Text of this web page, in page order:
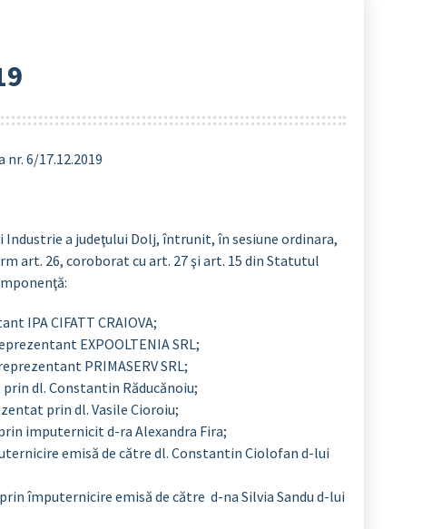
nr. 6/17.12.2019
Industrie a judeţului Dolj, întrunit, în sesiune ordinara,
art. 26, coroborat cu art. 27 şi art. 15 din Statutul
IPA CIFATT CRAIOVA;
EXPOOLTENIA SRL;
PRIMASERV SRL;
prin dl. Constantin Răducănoiu;
prin dl. Vasile Cioroiu;
imputernicit d-ra Alexandra Fira;
emisă de către dl. Constantin Ciolofan d-lui
împuternicire emisă de către d-na Silvia Sandu d-lui